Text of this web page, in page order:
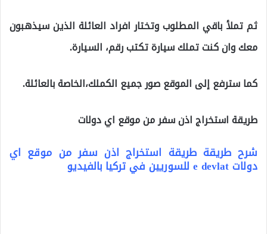
ثم تملأ باقي المطلوب وتختار افراد العائلة الذين سيذهبون
معك وان كنت تملك سيارة تكتب رقم، السيارة.
كما سترفع إلى الموقع صور جميع الكملك،الخاصة بالعائلة.
طريقة استخراج اذن سفر من موقع اي دولات
شرح طريقة طريقة استخراج اذن سفر من موقع اي
دولات e devlat للسوريين في تركيا بالفيديو